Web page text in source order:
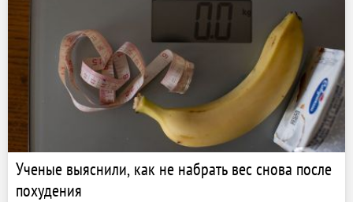
Ученые выяснили, как не набрать вес снова после
похудения